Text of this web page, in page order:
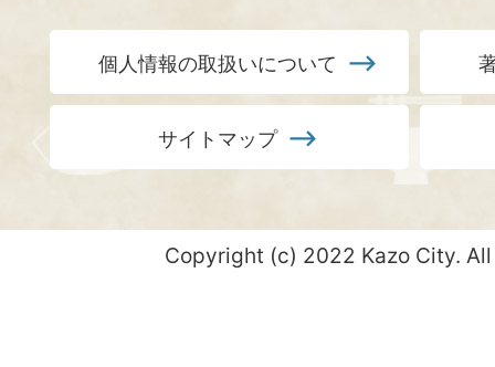
個人情報の取扱いについて
サイトマップ
Copyright (c) 2022 Kazo City.